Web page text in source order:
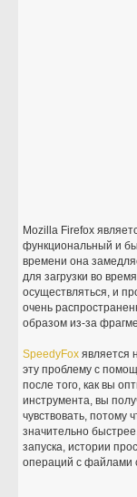
Mozilla Firefox
функциональный и
времени она
для загрузки во
осуществляться, и
очень
образом из-за
SpeedyFox является
эту проблему с
после того, как вы
инструмента, вы
чувствовать, потому
значительно
запуска, истории
операций с файлами